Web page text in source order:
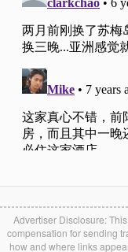
Advertiser Disclosure:
compensation for sending
how and where links